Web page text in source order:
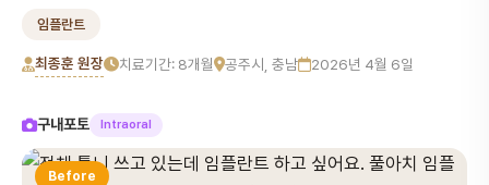
임플란트
최종훈 원장 치료기간: 8개월 공주시, 충남 2026년 4월 6일
구내포토 Intraoral
Before